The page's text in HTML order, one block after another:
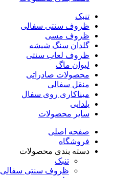
تنبک
ظروف سنتی سفالی
ظروف مسی
گلدان سنگ شیشه
ظروف لعاب سنتی
لیوان ماگ
محصولات صادراتی
منقل سفالی
میناکاری روی سفال
یلدایی
سایر محصولات
صفحه اصلی
فروشگاه
دسته بندی محصولات
تنبک
ظروف سنتی سفالی